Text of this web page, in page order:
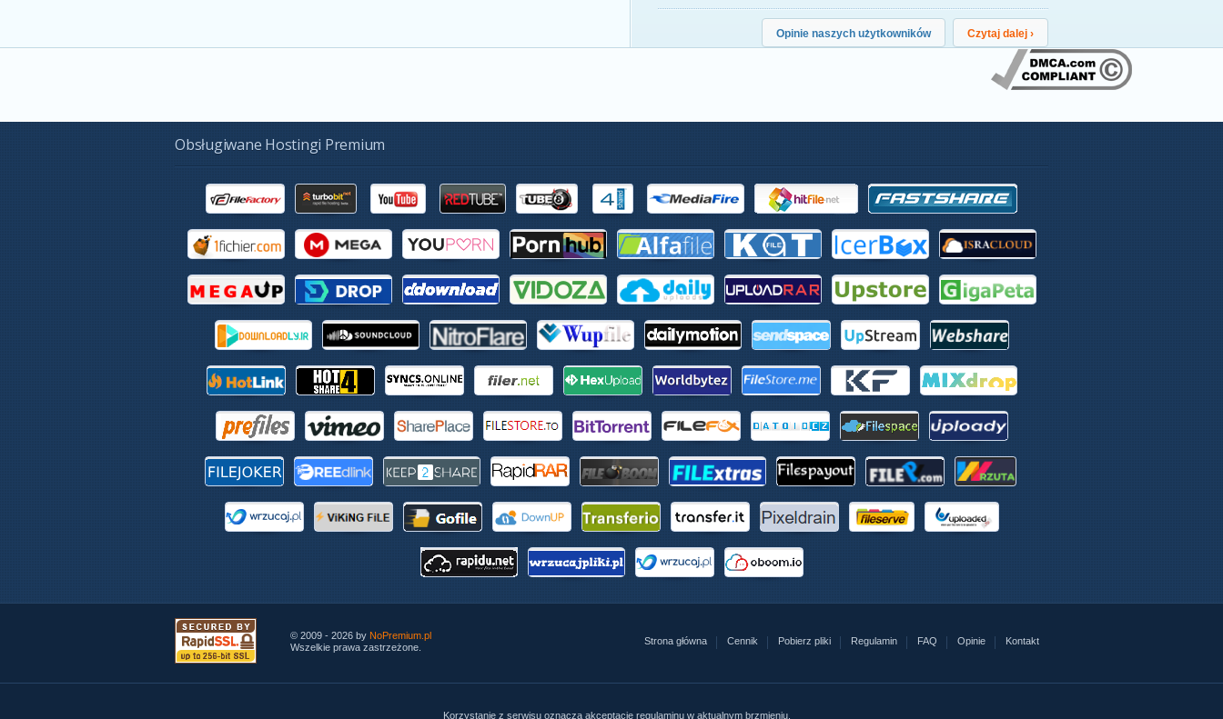
Obsługiwane Hostingi Premium
© 2009 - 2026 by NoPremium.pl
Wszelkie prawa zastrzeżone.
Strona główna Cennik Pobierz pliki Regulamin FAQ Opinie Kontakt
Korzystanie z serwisu oznacza akceptację regulaminu w aktualnym brzmieniu.